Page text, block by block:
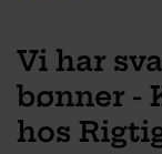
Vi har
bønner -
hos